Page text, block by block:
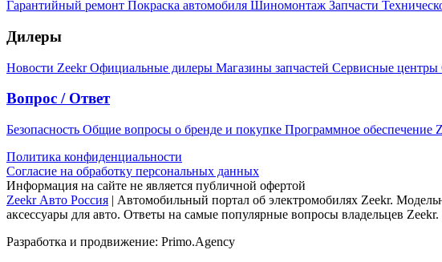
Гарантийный ремонт Покраска автомобиля Шиномонтаж Запчасти
Дилеры
Новости ZeekrОфициальные дилеры Магазины запчастей Сервисные центры
Вопрос / Ответ
Безопасность Общие вопросы о бренде и покупке Программное обеспечение
Политика конфиденциальности
Согласие на обработку персональных данных
Информация на сайте не является публичной офертой
Zeekr Авто Россия | Автомобильный портал об электромобилях Zeekr.
аксессуары для авто. Ответы на самые популярные вопросы владельцев Zeekr.
Разработка и продвижение: Primo.Agency